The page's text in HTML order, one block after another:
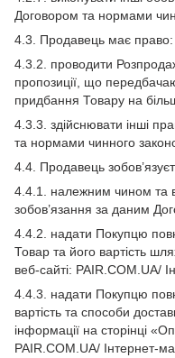
Договором та нормами
4.3. Продавець має право:
4.3.2. проводити
пропозиції, що
придбання Товару на
4.3.3. здійснювати інші
та нормами чинного
4.4. Продавець
4.4.1. належним чином та в
зобов’язання за даним
4.4.2. надати Покупцю
Товар та його вартість
веб-сайті: PAIR.COM.UA/
4.4.3. надати Покупцю
вартість та способи
інформації на сторінці
PAIR.COM.UA/ Інтернет-